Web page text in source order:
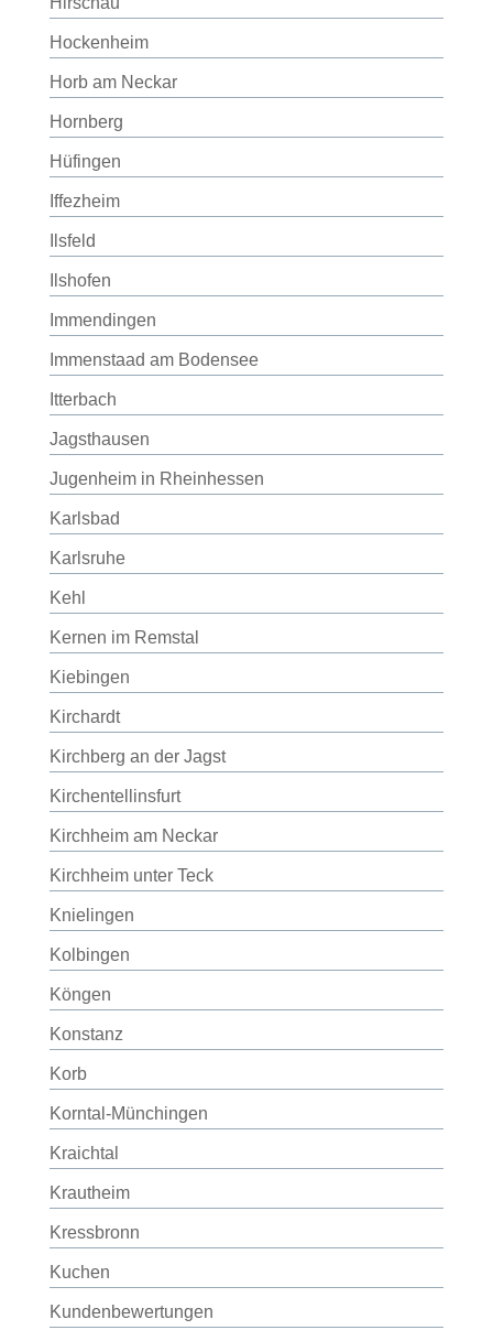
Hockenheim
Horb am Neckar
Hornberg
Hüfingen
Iffezheim
Ilsfeld
Ilshofen
Immendingen
Immenstaad am Bodensee
Itterbach
Jagsthausen
Jugenheim in Rheinhessen
Karlsbad
Karlsruhe
Kehl
Kernen im Remstal
Kiebingen
Kirchardt
Kirchberg an der Jagst
Kirchentellinsfurt
Kirchheim am Neckar
Kirchheim unter Teck
Knielingen
Kolbingen
Köngen
Konstanz
Korb
Korntal-Münchingen
Kraichtal
Krautheim
Kressbronn
Kuchen
Kundenbewertungen